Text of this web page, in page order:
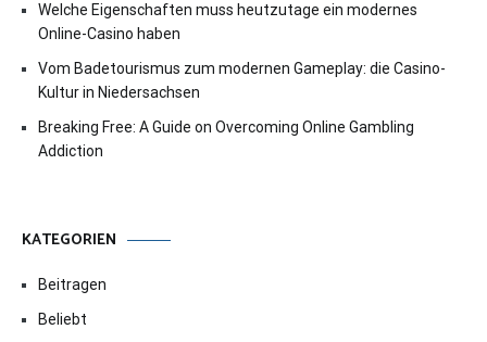
Welche Eigenschaften muss heutzutage ein modernes
Online-Casino haben
Vom Badetourismus zum modernen Gameplay: die Casino-
Kultur in Niedersachsen
Breaking Free: A Guide on Overcoming Online Gambling
Addiction
KATEGORIEN
Beitragen
Beliebt